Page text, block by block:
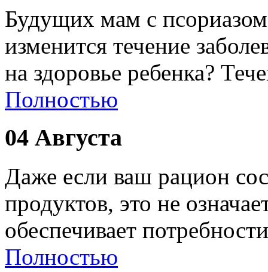
Будущих мам с
изменится течение
на здоровье ребенка?
Полностью
04 Августа
Даже если ваш рацион
продуктов, это не
обеспечивает
Полностью